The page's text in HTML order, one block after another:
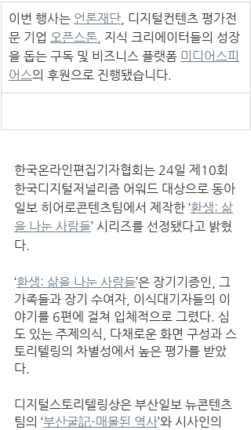
​이번 행사는 언론재단 , 디지털컨텐츠 평가전
문 기업 오픈스톤 , 지식 크리에이터들의 성장
을 돕는 구독 및 비즈니스 플랫폼 미디어스피
어스의 후원으로 진행됐습니다.
한국온라인편집기자협회는 24일 제10회
한국디지털저널리즘 어워드 대상으로 동아
일보 히어로콘텐츠팀에서 제작한 ‘환생: 삶
을 나눈 사람들’ 시리즈를 선정됐다고 밝혔
다.
‘환생: 삶을 나눈 사람들’은 장기기증인, 그
가족들과 장기 수여자, 이식대기자들의 이
야기를 6편에 걸쳐 입체적으로 그렸다. 심
도 있는 주제의식, 다채로운 화면 구성과 스
토리텔링의 차별성에서 높은 평가를 받았
다.
디지털스토리텔링상은 부산일보 뉴콘텐츠
팀의 ‘부산굴記-매몰된 역사’와 시사인의